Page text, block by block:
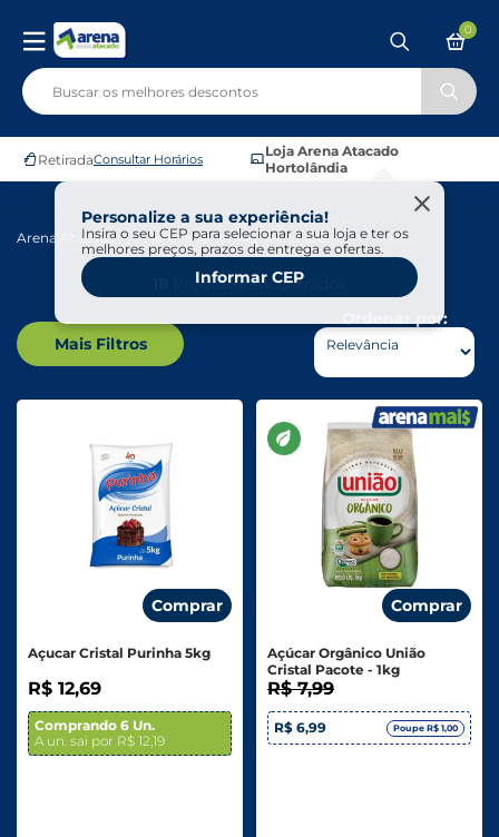
RetiradaConsultar Horários
Loja Arena Atacado
Hortolândia
Personalize a sua experiência!
Insira o seu CEP para selecionar a sua loja e ter os
melhores preços, prazos de entrega e ofertas.
Informar CEP
0
Arena Atacado Mercearia Mercearia Básica Açúcar
Produtos encontrados
Mais Filtros
Ordenar por:
Comprar
Açucar Cristal Purinha 5kg
R$ 12,69
Comprando 6 Un.
A un. sai por R$ 12,19
Comprar
Açúcar Orgânico União
Cristal Pacote - 1kg
R$ 7,99
R$ 6,99 Poupe R$ 1,00